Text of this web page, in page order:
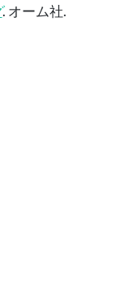
. オーム社.